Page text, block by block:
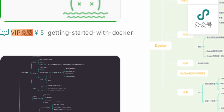
 VIP免费 ¥ 5 getting-started-with-docker

公众号